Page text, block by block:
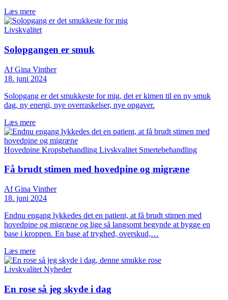
Læs mere
Livskvalitet
Solopgangen er smuk
Af Gina Vinther
18. juni 2024
Solopgang er det smukkeste for mig, det er kimen til en ny smuk
dag, ny energi, nye overraskelser, nye opgaver.
Læs mere
Hovedpine Kropsbehandling Livskvalitet Smertebehandling
Få brudt stimen med hovedpine og migræne
Af Gina Vinther
18. juni 2024
Endnu engang lykkedes det en patient, at få brudt stimen med
hovedpine og migræne og lige så langsomt begynde at bygge en
base i kroppen. En base af tryghed, overskud,…
Læs mere
Livskvalitet Nyheder
En rose så jeg skyde i dag